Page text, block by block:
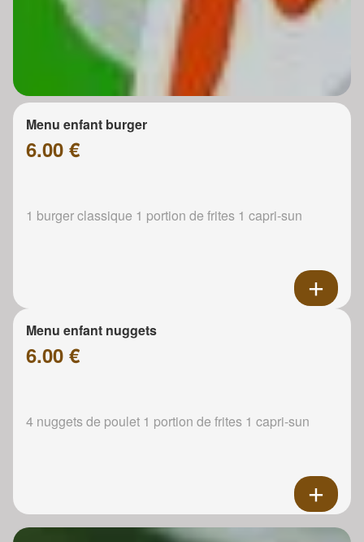
Menu enfant burger
6.00 €
1 burger classique 1 portion de frites 1 capri-sun
Menu enfant nuggets
6.00 €
4 nuggets de poulet 1 portion de frites 1 capri-sun